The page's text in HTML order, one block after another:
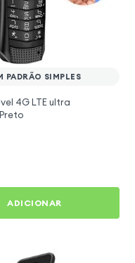
PADRÃO SIMPLES
4G LTE ultra
ADICIONAR